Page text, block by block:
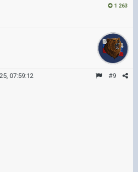
1 263
#9
07:59:12